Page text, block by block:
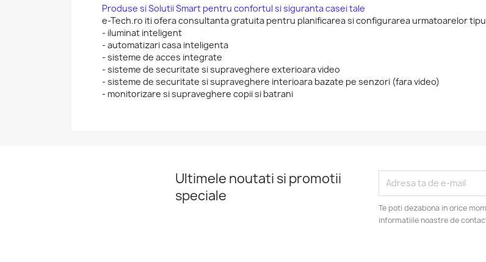
Produse si Solutii Smart pentru confortul si siguranta casei tale
e-Tech.ro iti ofera consultanta gratuita pentru planificarea si configurarea urmatoarelor
- iluminat inteligent
- automatizari casa inteligenta
- sisteme de acces integrate
- sisteme de securitate si supraveghere exterioara video
- sisteme de securitate si supraveghere interioara bazate pe senzori (fara video)
- monitorizare si supraveghere copii si batrani
Ultimele noutati si promotii
speciale
Te poti dezabona in orice
informatiile noastre de